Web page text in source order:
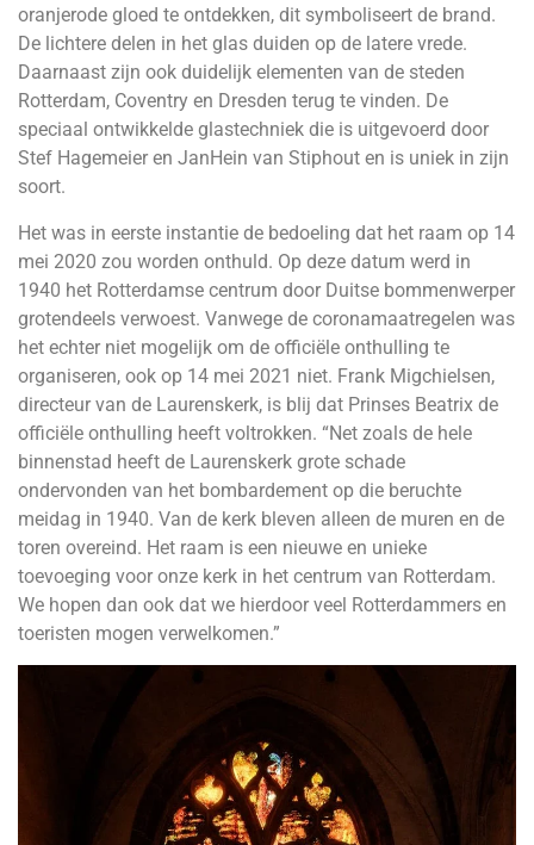
oranjerode gloed te ontdekken, dit symboliseert de brand.
De lichtere delen in het glas duiden op de latere vrede.
Daarnaast zijn ook duidelijk elementen van de steden
Rotterdam, Coventry en Dresden terug te vinden. De
speciaal ontwikkelde glastechniek die is uitgevoerd door
Stef Hagemeier en JanHein van Stiphout en is uniek in zijn
soort.
Het was in eerste instantie de bedoeling dat het raam op 14
mei 2020 zou worden onthuld. Op deze datum werd in
1940 het Rotterdamse centrum door Duitse bommenwerper
grotendeels verwoest. Vanwege de coronamaatregelen was
het echter niet mogelijk om de officiële onthulling te
organiseren, ook op 14 mei 2021 niet. Frank Migchielsen,
directeur van de Laurenskerk, is blij dat Prinses Beatrix de
officiële onthulling heeft voltrokken. “Net zoals de hele
binnenstad heeft de Laurenskerk grote schade
ondervonden van het bombardement op die beruchte
meidag in 1940. Van de kerk bleven alleen de muren en de
toren overeind. Het raam is een nieuwe en unieke
toevoeging voor onze kerk in het centrum van Rotterdam.
We hopen dan ook dat we hierdoor veel Rotterdammers en
toeristen mogen verwelkomen.”